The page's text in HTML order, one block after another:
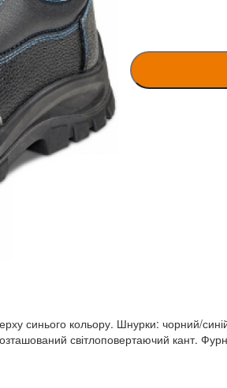
синього кольору. Шнурки: чорний/
світлоповертаючий кант.